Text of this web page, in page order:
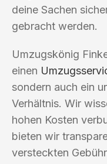
deine Sachen
gebracht werden.
Umzugskönig
einen
sondern auch ein
Verhältnis. Wir
hohen Kosten
bieten wir
versteckten